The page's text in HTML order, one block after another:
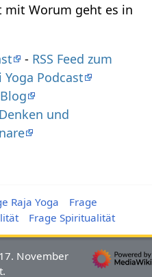
mit Worum geht es in
- RSS Feed zum
Podcast
und
Raja Yoga
Frage
Frage Spiritualität
November